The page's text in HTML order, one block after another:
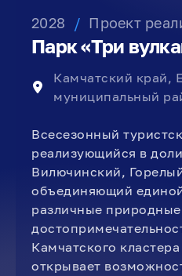
2028 / Проект
Парк «Три
Камчатский край,
муниципальный
Всесезонный
реализующийся в
Вилючинский,
объединяющий
различные природные
Камчатского
открывает